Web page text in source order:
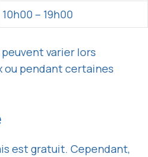
10h00 – 19h00
varier lors
ou pendant certaines
est gratuit. Cependant,